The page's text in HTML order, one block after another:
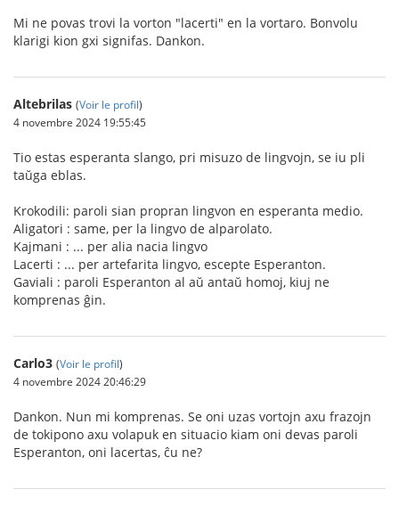
Mi ne povas trovi la vorton "lacerti" en la vortaro. Bonvolu
klarigi kion gxi signifas. Dankon.
Altebrilas (Voir le profil)
4 novembre 2024 19:55:45
Tio estas esperanta slango, pri misuzo de lingvojn, se iu pli
taŭga eblas.
Krokodili: paroli sian propran lingvon en esperanta medio.
Aligatori : same, per la lingvo de alparolato.
Kajmani : ... per alia nacia lingvo
Lacerti : ... per artefarita lingvo, escepte Esperanton.
Gaviali : paroli Esperanton al aŭ antaŭ homoj, kiuj ne
komprenas ĝin.
Carlo3 (Voir le profil)
4 novembre 2024 20:46:29
Dankon. Nun mi komprenas. Se oni uzas vortojn axu frazojn
de tokipono axu volapuk en situacio kiam oni devas paroli
Esperanton, oni lacertas, ĉu ne?